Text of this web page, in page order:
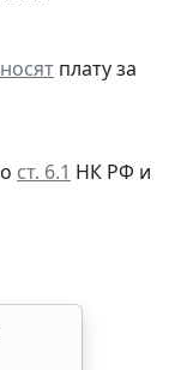
плату за
ст. 6.1 НК РФ и